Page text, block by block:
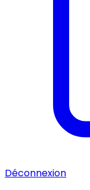
Déconnexion